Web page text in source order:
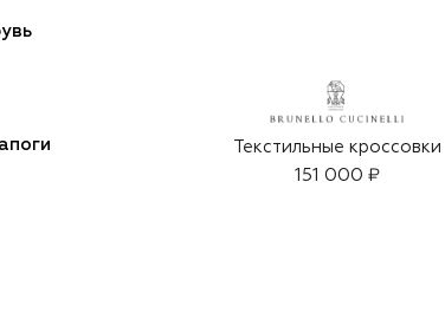
Текстильные кроссовки
151 000 ₽